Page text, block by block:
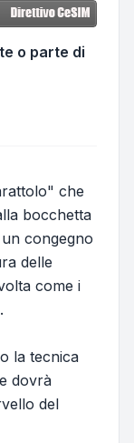
o parte di
che
bocchetta
congegno
delle
come i
la tecnica
dovrà
del